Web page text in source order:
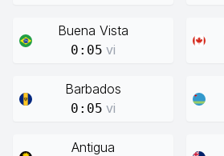
Buena Vista
0:05 vi
Barbados
0:05 vi
Antigua